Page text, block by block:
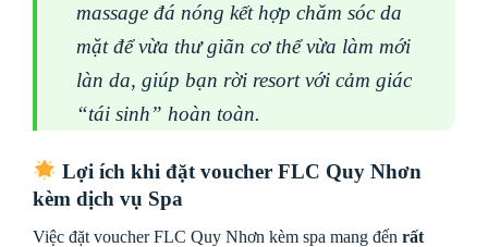
massage đá nóng kết hợp chăm sóc da
mặt để vừa thư giãn cơ thể vừa làm mới
làn da, giúp bạn rời resort với cảm giác
“tái sinh” hoàn toàn.
Lợi ích khi đặt voucher FLC Quy Nhơn
kèm dịch vụ Spa
Việc đặt voucher FLC Quy Nhơn kèm spa mang đến rất